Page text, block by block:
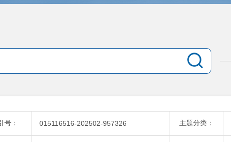
号： 015116516-202502-957326 主题分类：